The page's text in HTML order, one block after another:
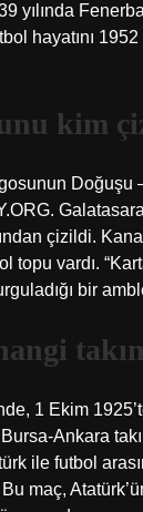
yılında
hayatını 1952
kim
Doğuşu
çizildi.
topu vardı.
bir
1 Ekim
Ankara
ile futbol
maç,